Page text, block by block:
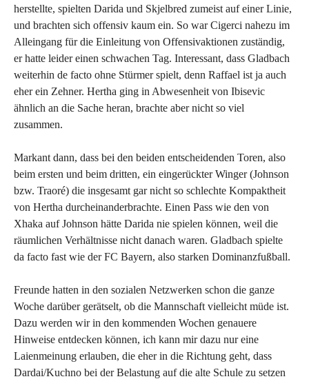
herstellte, spielten Darida und Skjelbred zumeist auf einer Linie,
und brachten sich offensiv kaum ein. So war Cigerci nahezu im
Alleingang für die Einleitung von Offensivaktionen zuständig,
er hatte leider einen schwachen Tag. Interessant, dass Gladbach
weiterhin de facto ohne Stürmer spielt, denn Raffael ist ja auch
eher ein Zehner. Hertha ging in Abwesenheit von Ibisevic
ähnlich an die Sache heran, brachte aber nicht so viel
zusammen.
Markant dann, dass bei den beiden entscheidenden Toren, also
beim ersten und beim dritten, ein eingerückter Winger (Johnson
bzw. Traoré) die insgesamt gar nicht so schlechte Kompaktheit
von Hertha durcheinanderbrachte. Einen Pass wie den von
Xhaka auf Johnson hätte Darida nie spielen können, weil die
räumlichen Verhältnisse nicht danach waren. Gladbach spielte
da facto fast wie der FC Bayern, also starken Dominanzfußball.
Freunde hatten in den sozialen Netzwerken schon die ganze
Woche darüber gerätselt, ob die Mannschaft vielleicht müde ist.
Dazu werden wir in den kommenden Wochen genauere
Hinweise entdecken können, ich kann mir dazu nur eine
Laienmeinung erlauben, die eher in die Richtung geht, dass
Dardai/Kuchno bei der Belastung auf die alte Schule zu setzen